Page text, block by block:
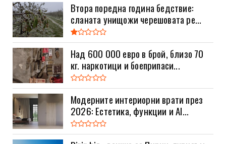
Втора поредна година бедствие:
сланата унищожи черешовата ре...
Над 600 000 евро в брой, близо 70
кг. наркотици и боеприпаси...
Модерните интериорни врати през
2026: Естетика, функции и AI...